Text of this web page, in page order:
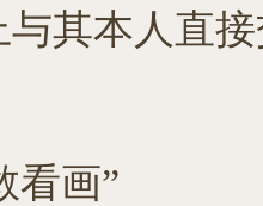
其本人直
画”